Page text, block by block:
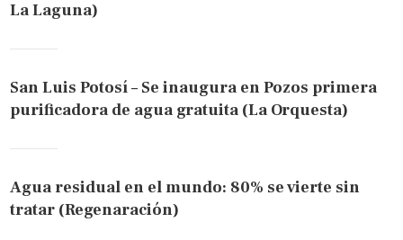
La Laguna)
San Luis Potosí – Se inaugura en Pozos primera
purificadora de agua gratuita (La Orquesta)
Agua residual en el mundo: 80% se vierte sin
tratar (Regenaración)